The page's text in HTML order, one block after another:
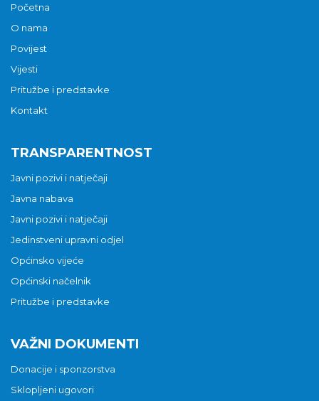
Početna
O nama
Povijest
Vijesti
Pritužbe i predstavke
Kontakt
TRANSPARENTNOST
Javni pozivi i natječaji
Javna nabava
Javni pozivi i natječaji
Jedinstveni upravni odjel
Općinsko vijeće
Općinski načelnik
Pritužbe i predstavke
VAŽNI DOKUMENTI
Donacije i sponzorstva
Sklopljeni ugovori